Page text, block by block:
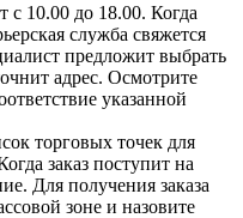
с 10.00 до 18.00. Когда
служба свяжется
предложит выбрать
адрес. Осмотрите
указанной
торговых точек для
заказ поступит на
Для получения заказа
зоне и назовите